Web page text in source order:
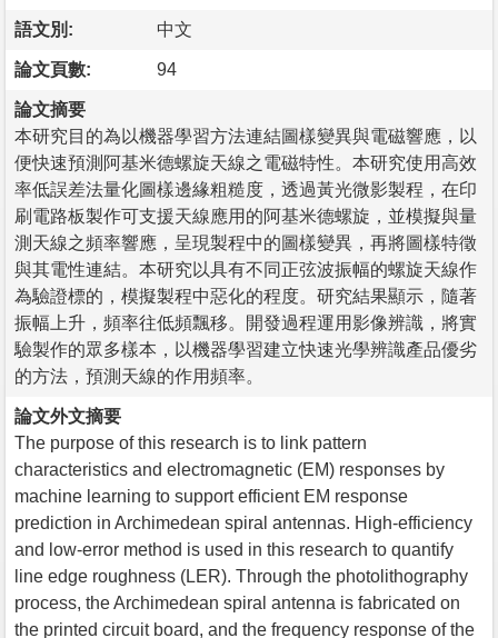
語文別: 中文
論文頁數: 94
論文摘要
本研究目的為以機器學習方法連結圖樣變異與電磁響應，以
便快速預測阿基米德螺旋天線之電磁特性。本研究使用高效
率低誤差法量化圖樣邊緣粗糙度，透過黃光微影製程，在印
刷電路板製作可支援天線應用的阿基米德螺旋，並模擬與量
測天線之頻率響應，呈現製程中的圖樣變異，再將圖樣特徵
與其電性連結。本研究以具有不同正弦波振幅的螺旋天線作
為驗證標的，模擬製程中惡化的程度。研究結果顯示，隨著
振幅上升，頻率往低頻飄移。開發過程運用影像辨識，將實
驗製作的眾多樣本，以機器學習建立快速光學辨識產品優劣
的方法，預測天線的作用頻率。
論文外文摘要
The purpose of this research is to link pattern
characteristics and electromagnetic (EM) responses by
machine learning to support efficient EM response
prediction in Archimedean spiral antennas. High-efficiency
and low-error method is used in this research to quantify
line edge roughness (LER). Through the photolithography
process, the Archimedean spiral antenna is fabricated on
the printed circuit board, and the frequency response of the